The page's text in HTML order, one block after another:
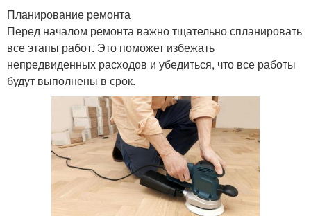
Планирование ремонта
Перед началом ремонта важно тщательно спланировать
все этапы работ. Это поможет избежать
непредвиденных расходов и убедиться, что все работы
будут выполнены в срок.